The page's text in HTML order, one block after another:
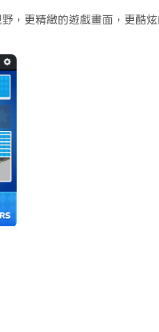
!
pictures piece by
更精緻的遊戲畫面，更酷